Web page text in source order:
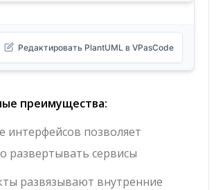
Редактировать PlantUML в VPasCode
преимущества:
интерфейсов позволяет
развертывать сервисы
развязывают внутренние